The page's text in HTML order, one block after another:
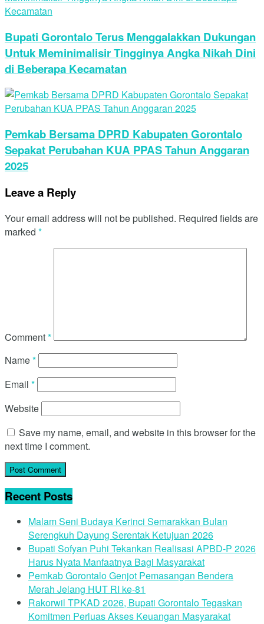
Bupati Gorontalo Terus Menggalakkan Dukungan
Untuk Meminimalisir Tingginya Angka Nikah Dini
di Beberapa Kecamatan
Pemkab Bersama DPRD Kabupaten Gorontalo
Sepakat Perubahan KUA PPAS Tahun Anggaran
2025
Leave a Reply
Your email address will not be published. Required fields are
marked *
Comment*
Name*
Email *
Website
Save my name, email, and website in this browser for the
next time I comment.
Recent Posts
Malam Seni Budaya Kerinci Semarakkan Bulan
Serengkuh Dayung Serentak Ketujuan 2026
Bupati Sofyan Puhi Tekankan Realisasi APBD-P 2026
Harus Nyata Manfaatnya Bagi Masyarakat
Pemkab Gorontalo Genjot Pemasangan Bendera
Merah Jelang HUT RI ke-81
Rakorwil TPKAD 2026, Bupati Gorontalo Tegaskan
Komitmen Perluas Akses Keuangan Masyarakat